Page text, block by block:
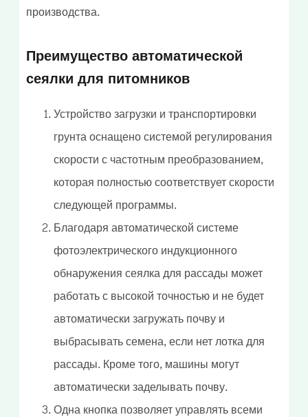
производства.
Преимущество автоматической
сеялки для питомников
Устройство загрузки и транспортировки
грунта оснащено системой регулирования
скорости с частотным преобразованием,
которая полностью соответствует скорости
следующей программы.
Благодаря автоматической системе
фотоэлектрического индукционного
обнаружения сеялка для рассады может
работать с высокой точностью и не будет
автоматически загружать почву и
выбрасывать семена, если нет лотка для
рассады. Кроме того, машины могут
автоматически заделывать почву.
Одна кнопка позволяет управлять всеми